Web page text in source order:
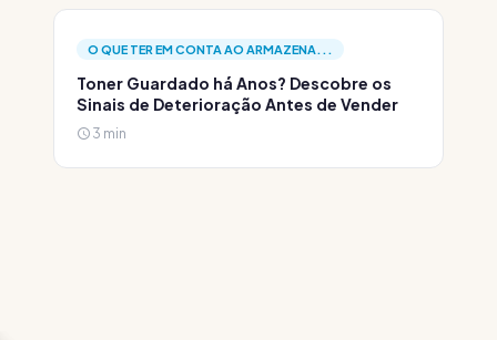
O QUE TER EM CONTA AO ARMAZENA...
Toner Guardado há Anos? Descobre os
Sinais de Deterioração Antes de Vender
3 min